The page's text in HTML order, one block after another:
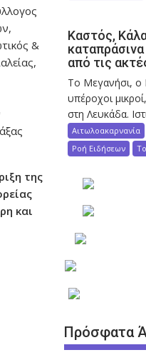
&
της
και
Καστός,
από τις
Το Μεγανήσι, ο
υπέροχοι
στη Λευκάδα.
Αιτωλοακαρνανία
Ροή Ειδήσεων
Πρόσφατα